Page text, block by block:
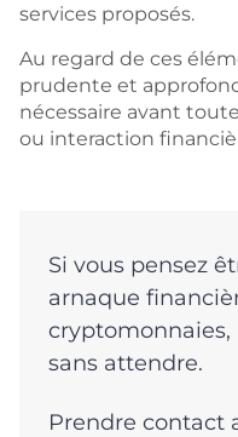
services proposés.
Au regard de ces
prudente et
nécessaire avant
ou interaction
Si vous pensez
arnaque
cryptomonnaies,
sans attendre.
Prendre contact